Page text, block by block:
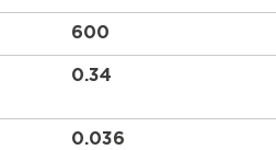
600
0.34
0.036